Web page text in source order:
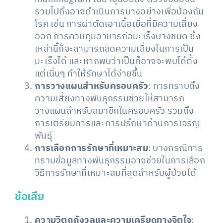
รวมไปถึงอาจดำเนินการบางอย่างเพื่อป้องกัน
โรค เช่น การผ่าตัดเอาเนื้อเยื่อที่มีความเสี่ยง
ออก การควบคุมอาหารก่อมะเร็งบางชนิด ซึ่ง
เหล่านี้ก็จะสามารถลดความเสี่ยงในการเป็น
มะเร็งได้ และหากพบว่าเป็นก็อาจจะพบได้ตั้ง
แต่เนิ่นๆ ทำให้รักษาได้ง่ายขึ้น
การวางแผนสำหรับครอบครัว: การทราบถึง
ความเสี่ยงทางพันธุกรรมช่วยให้สามารถ
วางแผนสำหรับสมาชิกในครอบครัว รวมถึง
การเตรียมการและการปรึกษาด้านการเจริญ
พันธุ์
การเลือกการรักษาที่เหมาะสม: บางกรณีการ
ทราบข้อมูลทางพันธุกรรมอาจช่วยในการเลือก
วิธีการรักษาที่เหมาะสมที่สุดสำหรับผู้ป่วยได้
ข้อเสีย